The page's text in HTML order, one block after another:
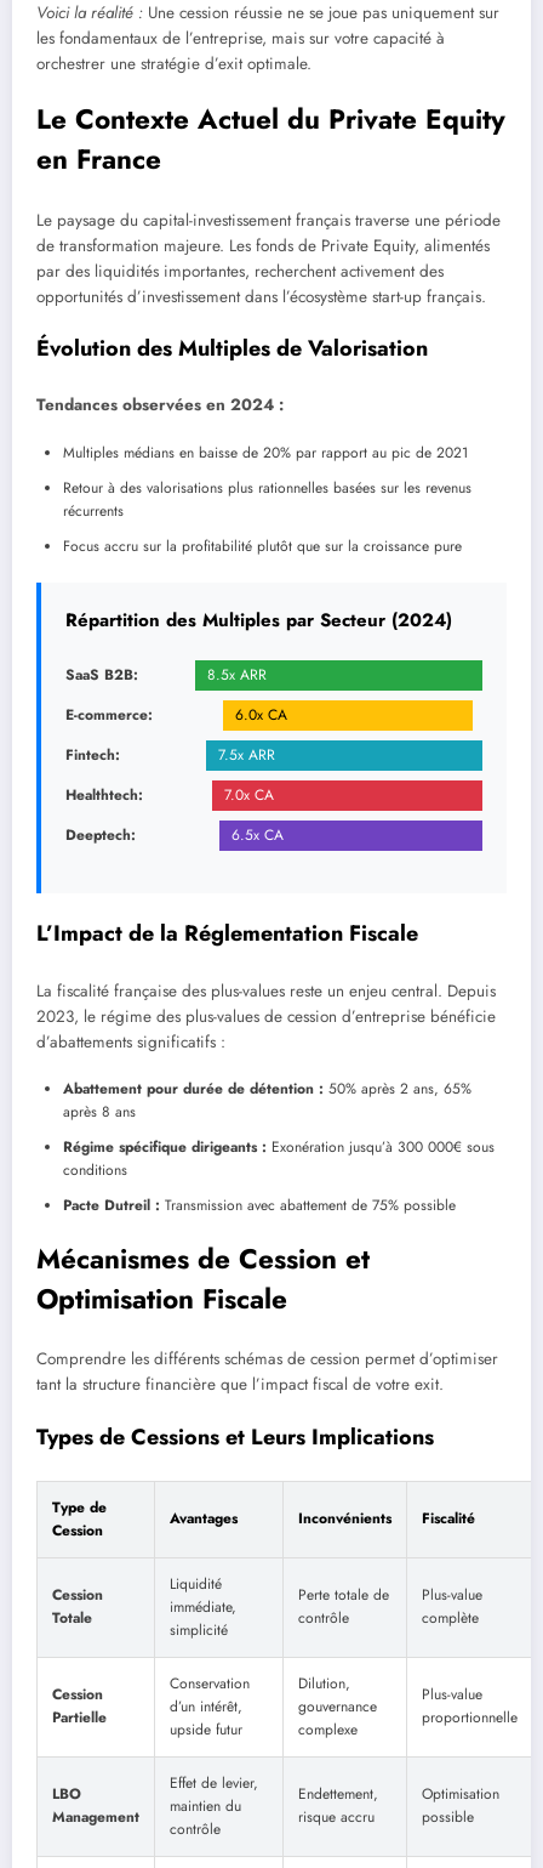
Voici la réalité : Une cession réussie ne se joue pas uniquement sur
les fondamentaux de l’entreprise, mais sur votre capacité à
orchestrer une stratégie d’exit optimale.
Le Contexte Actuel du Private Equity
en France
Le paysage du capital-investissement français traverse une période
de transformation majeure. Les fonds de Private Equity, alimentés
par des liquidités importantes, recherchent activement des
opportunités d’investissement dans l’écosystème start-up français.
Évolution des Multiples de Valorisation
Tendances observées en 2024 :
Multiples médians en baisse de 20% par rapport au pic de 2021
Retour à des valorisations plus rationnelles basées sur les revenus
récurrents
Focus accru sur la profitabilité plutôt que sur la croissance pure
Répartition des Multiples par Secteur (2024)
SaaS B2B:
8.5x ARR
E-commerce:
6.0x CA
Fintech:
7.5x ARR
Healthtech:
7.0x CA
Deeptech:
6.5x CA
L’Impact de la Réglementation Fiscale
La fiscalité française des plus-values reste un enjeu central. Depuis
2023, le régime des plus-values de cession d’entreprise bénéficie
d’abattements significatifs :
Abattement pour durée de détention : 50% après 2 ans, 65%
après 8 ans
Régime spécifique dirigeants : Exonération jusqu’à 300 000€ sous
conditions
Pacte Dutreil : Transmission avec abattement de 75% possible
Mécanismes de Cession et
Optimisation Fiscale
Comprendre les différents schémas de cession permet d’optimiser
tant la structure financière que l’impact fiscal de votre exit.
Types de Cessions et Leurs Implications
Type de
Cession
Avantages Inconvénients Fiscalité
Cession
Totale
Liquidité
immédiate,
simplicité
Perte totale de
contrôle
Plus-value
complète
Cession
Partielle
Conservation
d’un intérêt,
upside futur
Dilution,
gouvernance
complexe
Plus-value
proportionnelle
LBO
Management
Effet de levier,
maintien du
contrôle
Endettement,
risque accru
Optimisation
possible